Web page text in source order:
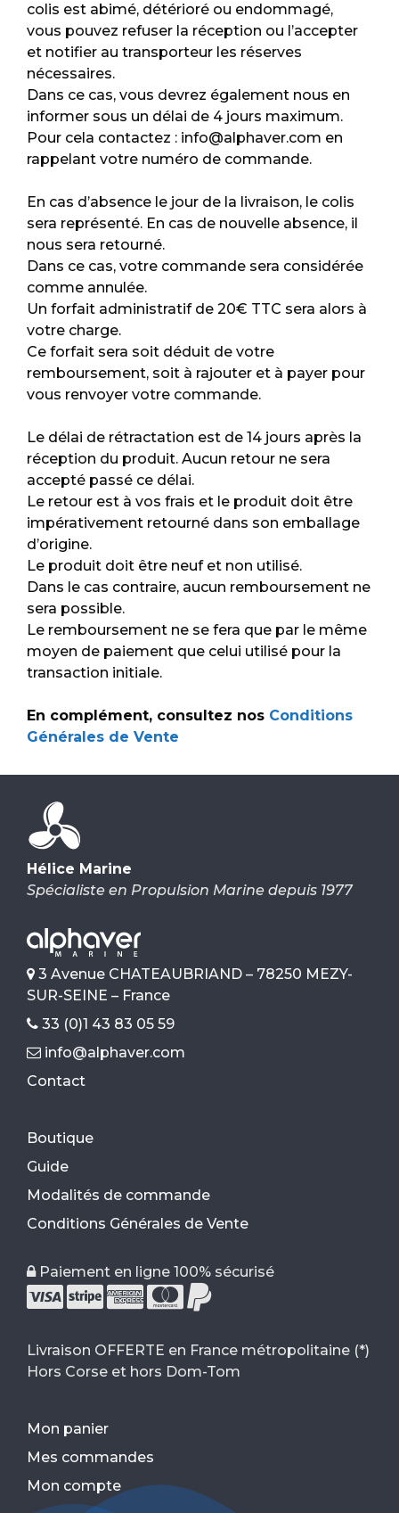
colis est abimé, détérioré ou endommagé,
vous pouvez refuser la réception ou l’accepter
et notifier au transporteur les réserves
nécessaires.
Dans ce cas, vous devrez également nous en
informer sous un délai de 4 jours maximum.
Pour cela contactez : info@alphaver.com en
rappelant votre numéro de commande.
En cas d’absence le jour de la livraison, le colis
sera représenté. En cas de nouvelle absence, il
nous sera retourné.
Dans ce cas, votre commande sera considérée
comme annulée.
Un forfait administratif de 20€ TTC sera alors à
votre charge.
Ce forfait sera soit déduit de votre
remboursement, soit à rajouter et à payer pour
vous renvoyer votre commande.
Le délai de rétractation est de 14 jours après la
réception du produit. Aucun retour ne sera
accepté passé ce délai.
Le retour est à vos frais et le produit doit être
impérativement retourné dans son emballage
d’origine.
Le produit doit être neuf et non utilisé.
Dans le cas contraire, aucun remboursement ne
sera possible.
Le remboursement ne se fera que par le même
moyen de paiement que celui utilisé pour la
transaction initiale.
En complément, consultez nos Conditions
Générales de Vente
Hélice Marine
Spécialiste en Propulsion Marine depuis 1977
3 Avenue CHATEAUBRIAND – 78250 MEZY-
SUR-SEINE – France
33 (0)1 43 83 05 59
info@alphaver.com
Contact
Boutique
Guide
Modalités de commande
Conditions Générales de Vente
Paiement en ligne 100% sécurisé
Livraison OFFERTE en France métropolitaine (*)
Hors Corse et hors Dom-Tom
Mon panier
Mes commandes
Mon compte